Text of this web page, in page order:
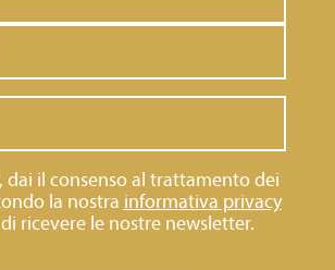
dai il consenso al trattamento dei
la nostra informativa privacy
ricevere le nostre newsletter.